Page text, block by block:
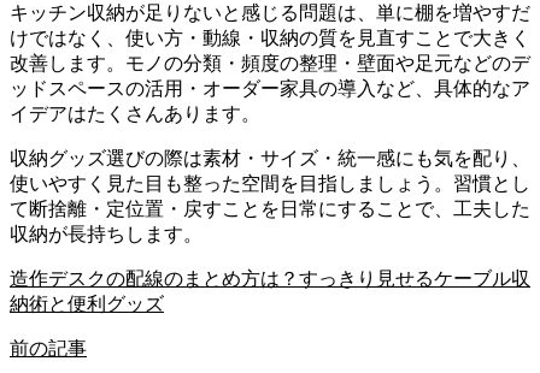
キッチン収納が足りないと感じる問題は、単に棚を増やすだ
けではなく、使い方・動線・収納の質を見直すことで大きく
改善します。モノの分類・頻度の整理・壁面や足元などのデ
ッドスペースの活用・オーダー家具の導入など、具体的なア
イデアはたくさんあります。
収納グッズ選びの際は素材・サイズ・統一感にも気を配り、
使いやすく見た目も整った空間を目指しましょう。習慣とし
て断捨離・定位置・戻すことを日常にすることで、工夫した
収納が長持ちします。
造作デスクの配線のまとめ方は？すっきり見せるケーブル収
納術と便利グッズ
前の記事